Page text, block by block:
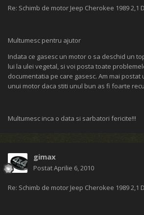
Re: Schimb de motor Jeep Cherokee 1989 2,1
Multumesc pentru ajutor
Indata ce gasesc un motor o sa deschid un
lui la ulei vegetal, si voi posta toate
documentatia pe care gasesc. Am mai postat
unui motor daca stiti unul bun as fi foarte
Multumesc inca o data si sarbatori fericite!!!
gimax
PostatAprilie 6, 2010
Re: Schimb de motor Jeep Cherokee 1989 2,1